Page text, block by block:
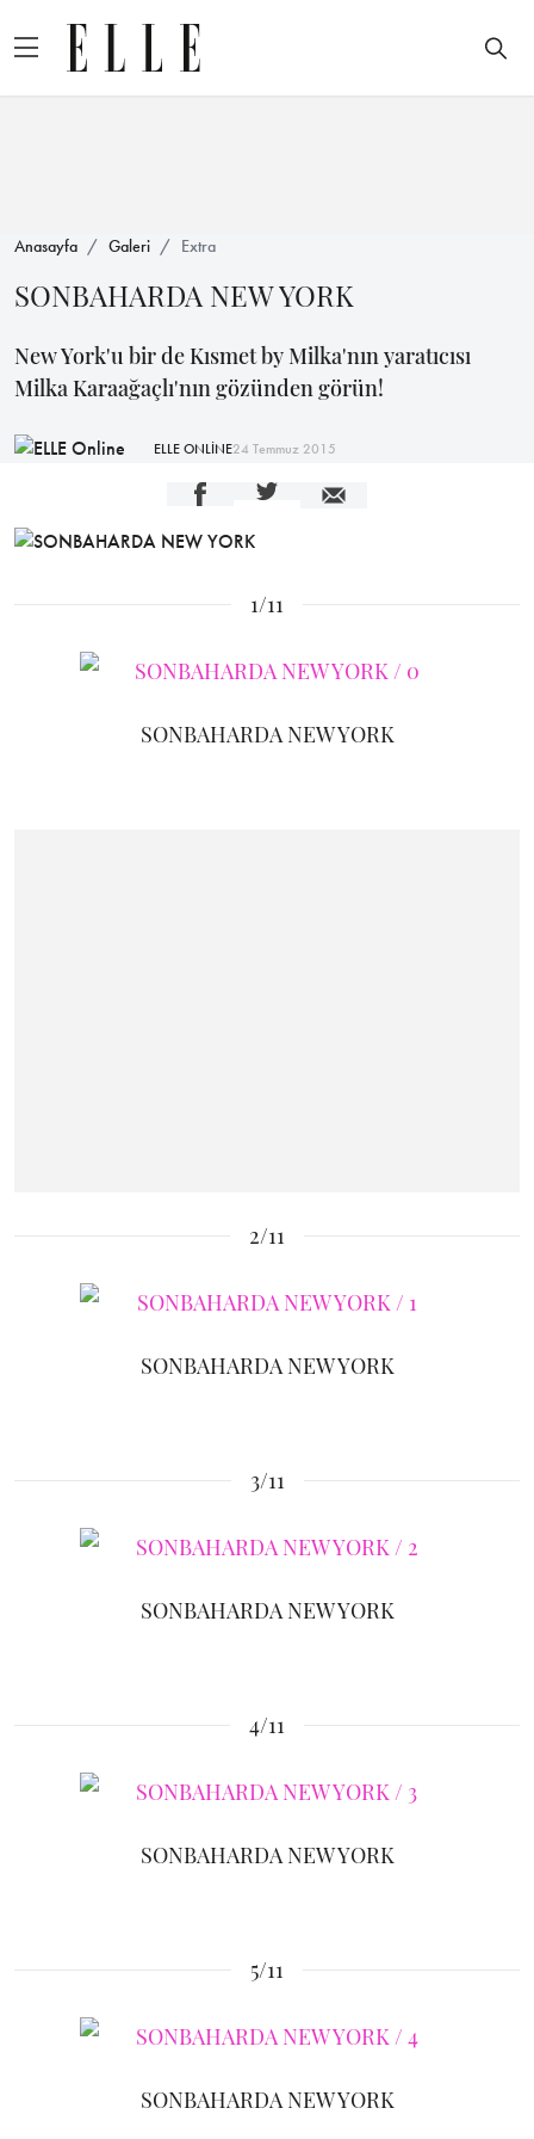
Anasayfa Galeri Extra
SONBAHARDA NEW YORK
New York'u bir de Kısmet by Milka'nın yaratıcısı
Milka Karaağaçlı'nın gözünden görün!
ELLE ONLİNE24 Temmuz 2015
1/11
SONBAHARDA NEW YORK
2/11
SONBAHARDA NEW YORK
3/11
SONBAHARDA NEW YORK
4/11
SONBAHARDA NEW YORK
5/11
SONBAHARDA NEW YORK